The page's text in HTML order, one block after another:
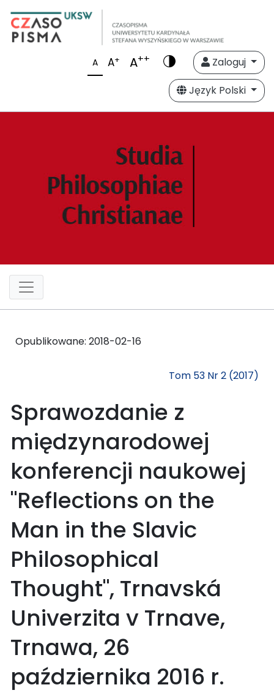
A A+ A++
Zaloguj
Język Polski
Opublikowane: 2018-02-16
Tom 53 Nr 2 (2017)
Sprawozdanie z
międzynarodowej
konferencji naukowej
"Reflections on the
Man in the Slavic
Philosophical
Thought", Trnavská
Univerzita v Trnave,
Trnawa, 26
października 2016 r.